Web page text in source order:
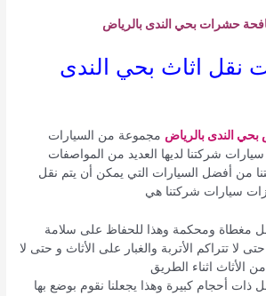
حشرات بحي الندى بالرياض
نقل اثاث بحي الندى
الندى بالرياض مجموعة من السيارات
سيارات شركتنا لديها العديد من المواصفات
من أفضل السيارات التي يمكن أن يتم نقل
سيارات شركتنا هي
مغطاة ومحكمة وهذا للحفاظ على سلامة
لا تتراكم الأتربة والغبار على الأثاث و حتى لا
اثناء الطريق
ذات أحجام كبيرة وهذا يجعلنا نقوم بوضع بها